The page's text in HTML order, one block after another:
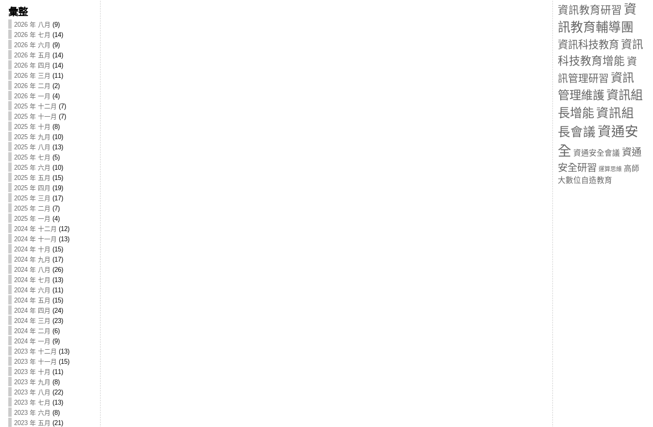
彙整
2026 年 八月 (9)
2026 年 七月 (14)
2026 年 六月 (9)
2026 年 五月 (14)
2026 年 四月 (14)
2026 年 三月 (11)
2026 年 二月 (2)
2026 年 一月 (4)
2025 年 十二月 (7)
2025 年 十一月 (7)
2025 年 十月 (8)
2025 年 九月 (10)
2025 年 八月 (13)
2025 年 七月 (5)
2025 年 六月 (10)
2025 年 五月 (15)
2025 年 四月 (19)
2025 年 三月 (17)
2025 年 二月 (7)
2025 年 一月 (4)
2024 年 十二月 (12)
2024 年 十一月 (13)
2024 年 十月 (15)
2024 年 九月 (17)
2024 年 八月 (26)
2024 年 七月 (13)
2024 年 六月 (11)
2024 年 五月 (15)
2024 年 四月 (24)
2024 年 三月 (23)
2024 年 二月 (6)
2024 年 一月 (9)
2023 年 十二月 (13)
2023 年 十一月 (15)
2023 年 十月 (11)
2023 年 九月 (8)
2023 年 八月 (22)
2023 年 七月 (13)
2023 年 六月 (8)
2023 年 五月 (21)
資訊教育研習 資
訊教育輔導團
資訊科技教育 資訊
科技教育增能 資
訊管理研習 資訊
管理維護 資訊組
長增能資訊組
長會議 資通安
全 資通安全會議 資通
安全研習 運算思維 高師
大數位自造教育